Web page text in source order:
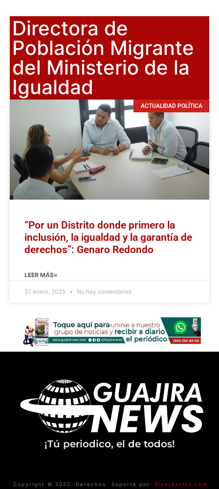
Directora de
Población Migrante
del Ministerio de la
Igualdad
ACTUALIDAD POLÍTICA
“Por un Distrito donde primero la
inclusión, la igualdad y la garantía de
derechos”: Genaro Redondo
LEER MÁS»
31 enero, 2025 No hay comentarios
¡Tú periodico, el de todos!
Copyright © 2022. Derechos
Soporte por: Riverasofts.com